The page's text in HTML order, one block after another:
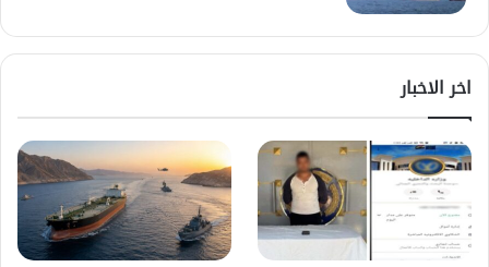
اخر الاخبار